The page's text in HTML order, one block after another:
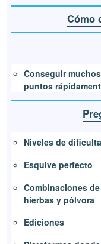
Cómo
Conseguir muchos
puntos
Niveles de
Esquive perfecto
Combinaciones de
hierbas y pólvora
Ediciones